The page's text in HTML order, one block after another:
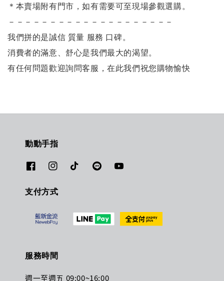
＊本賣場附有門市，如有需要可至現場參觀選購。
－－－－－－－－－－－－－－－－－－－－
我們拼的是誠信 質量 服務 口碑。
消費者的滿意、舒心是我們最大的渴望。
有任何問題歡迎詢問客服，在此我們祝您購物愉快
動動手指
支付方式
服務時間
週一至週五 09:00~16:00